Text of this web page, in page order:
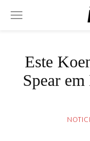
Este
Spear